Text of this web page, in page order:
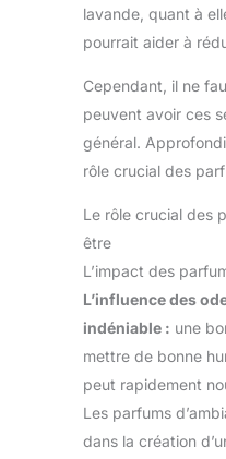
lavande, quant à
pourrait aider à
Cependant, il ne
peuvent avoir ces
général.
rôle crucial des
Le rôle crucial des
être
L’impact des
L’influence des
indéniable : une
mettre de bonne
peut rapidement
Les parfums
dans la création